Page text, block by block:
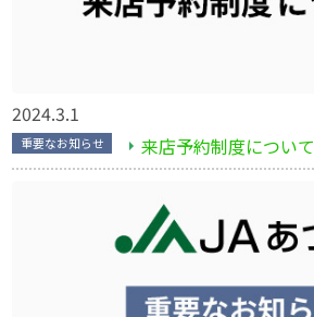
2024.3.1
重要なお知らせ 来店予約制度について